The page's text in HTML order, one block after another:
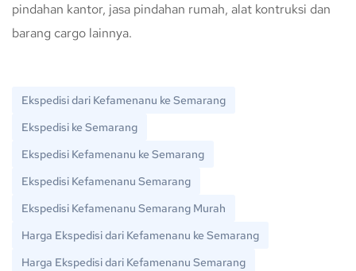
pindahan kantor, jasa pindahan rumah, alat kontruksi dan
barang cargo lainnya.
Ekspedisi dari Kefamenanu ke Semarang
Ekspedisi ke Semarang
Ekspedisi Kefamenanu ke Semarang
Ekspedisi Kefamenanu Semarang
Ekspedisi Kefamenanu Semarang Murah
Harga Ekspedisi dari Kefamenanu ke Semarang
Harga Ekspedisi dari Kefamenanu Semarang